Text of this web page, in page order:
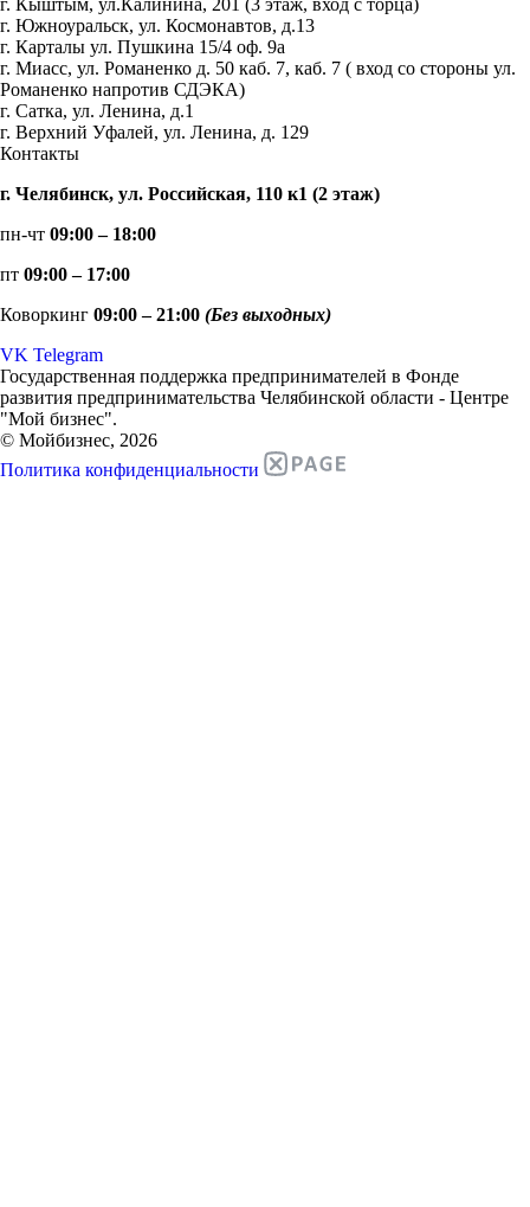
г. Южноуральск, ул. Космонавтов, д.13
г. Карталы ул. Пушкина 15/4 оф. 9а
г. Миасс, ул. Романенко д. 50 каб. 7, каб. 7 ( вход со стороны ул.
Романенко напротив СДЭКА)
г. Сатка, ул. Ленина, д.1
г. Верхний Уфалей, ул. Ленина, д. 129
Контакты
г. Челябинск, ул. Российская, 110 к1 (2 этаж)
пн-чт 09:00 – 18:00
пт 09:00 – 17:00
Коворкинг 09:00 – 21:00 (Без выходных)
VK Telegram
Государственная поддержка предпринимателей в Фонде
развития предпринимательства Челябинской области - Центре
"Мой бизнес".
© Мойбизнес, 2026
Политика конфиденциальности